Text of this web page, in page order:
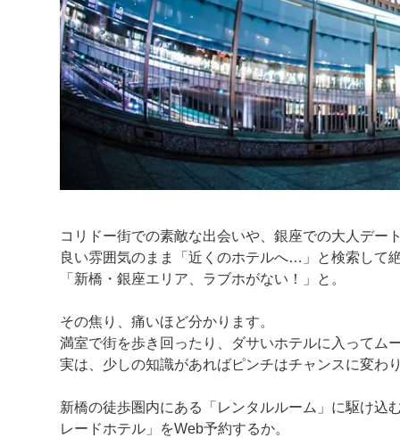
コリドー街での素敵な出会いや、銀座での大人デー
良い雰囲気のまま「近くのホテルへ…」と検索して
「新橋・銀座エリア、ラブホがない！」と。
その焦り、痛いほど分かります。
満室で街を歩き回ったり、ダサいホテルに入ってム
実は、少しの知識があればピンチはチャンスに変わ
新橋の徒歩圏内にある「レンタルルーム」に駆け込
レードホテル」をWeb予約するか。